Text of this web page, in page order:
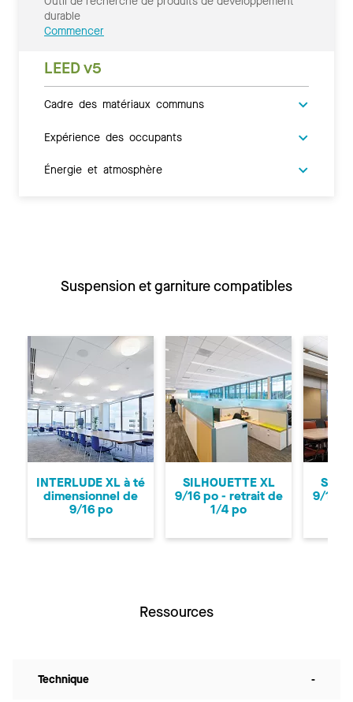
durable
Commencer
LEED v5
Cadre des matériaux communs
Expérience des occupants
Énergie et atmosphère
Suspension et garniture compatibles
Précédent
INTERLUDE XL à té
dimensionnel de
9/16 po
SILHOUETTE XL
9/16 po - retrait de
1/4 po
9/16
Ressources
Technique -